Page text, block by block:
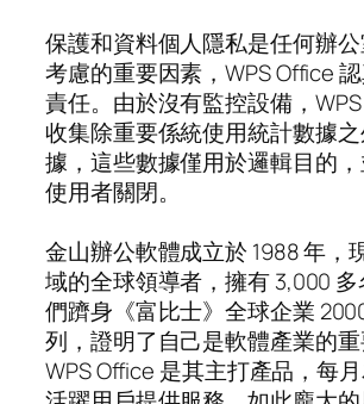
保護和資料個人隱私是任何辦
考慮的重要因素，WPS Office
責任。由於沒有監控設備，
收集除重要係統使用統計數據
據，這些數據僅用於邏輯目的
使用者關閉。
金山辦公軟體成立於 1988 年，
域的全球領導者，擁有 3,000
們躋身《富比士》全球企業
列，證明了自己是軟體產業的重
WPS Office 是其主打產品，每